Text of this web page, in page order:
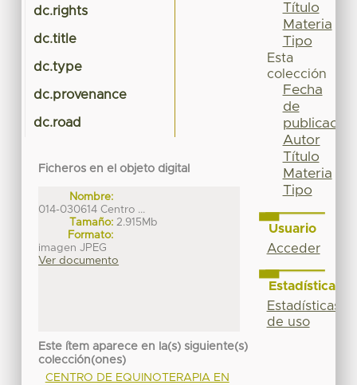
dc.rights
dc.title
dc.type
dc.provenance
dc.road
Ficheros en el objeto digital
Nombre:
014-030614 Centro ...
Tamaño: 2.915Mb
Formato:
imagen JPEG
Ver documento
Este ítem aparece en la(s) siguiente(s)
colección(ones)
CENTRO DE EQUINOTERAPIA EN
Título
Materia
Tipo
Esta
colección
Fecha
de
publicación
Autor
Título
Materia
Tipo
Usuario
Acceder
Estadísticas
Estadísticas
de uso